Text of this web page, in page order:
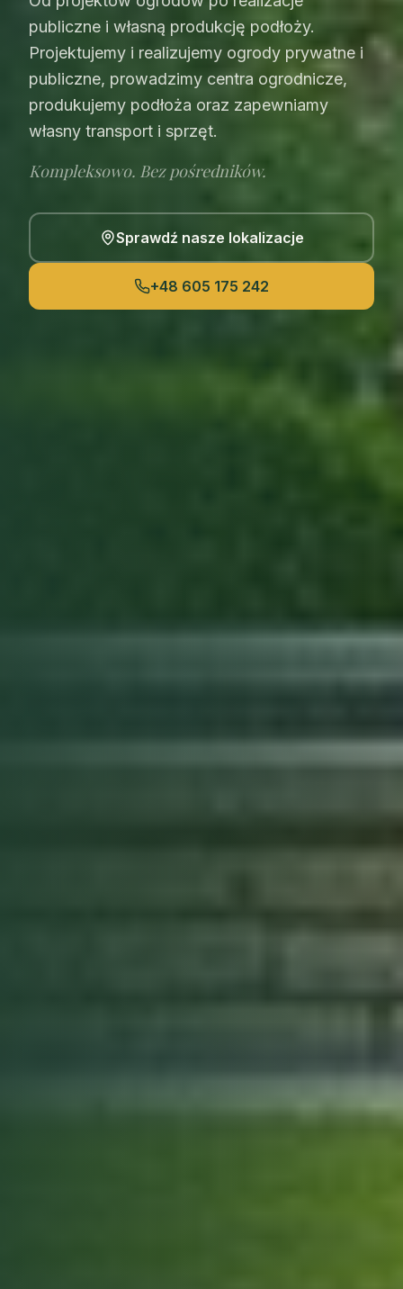
publiczne i własną produkcję podłoży.
Projektujemy i realizujemy ogrody prywatne i
publiczne, prowadzimy centra ogrodnicze,
produkujemy podłoża oraz zapewniamy
własny transport i sprzęt.
Kompleksowo. Bez pośredników.
Sprawdź nasze lokalizacje
+48 605 175 242